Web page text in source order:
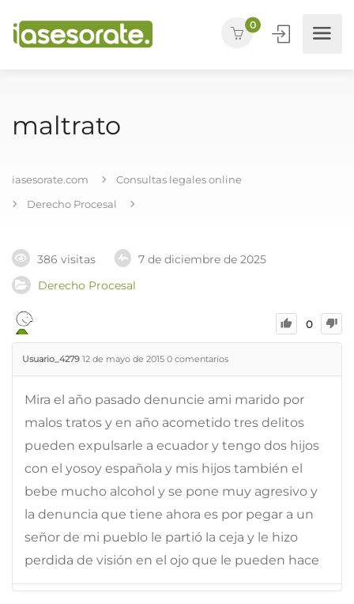
0
maltrato
iasesorate.com
Consultas legales online
Derecho Procesal
386 visitas
7 de diciembre de 2025
Derecho Procesal
0
Usuario_4279 12 de mayo de 2015 0 comentarios
Mira el año pasado denuncie ami marido por
malos tratos y en año acometido tres delitos
pueden expulsarle a ecuador y tengo dos hijos
con el yosoy española y mis hijos también el
bebe mucho alcohol y se pone muy agresivo y
la denuncia que tiene ahora es por pegar a un
señor de mi pueblo le partió la ceja y le hizo
perdida de visión en el ojo que le pueden hace